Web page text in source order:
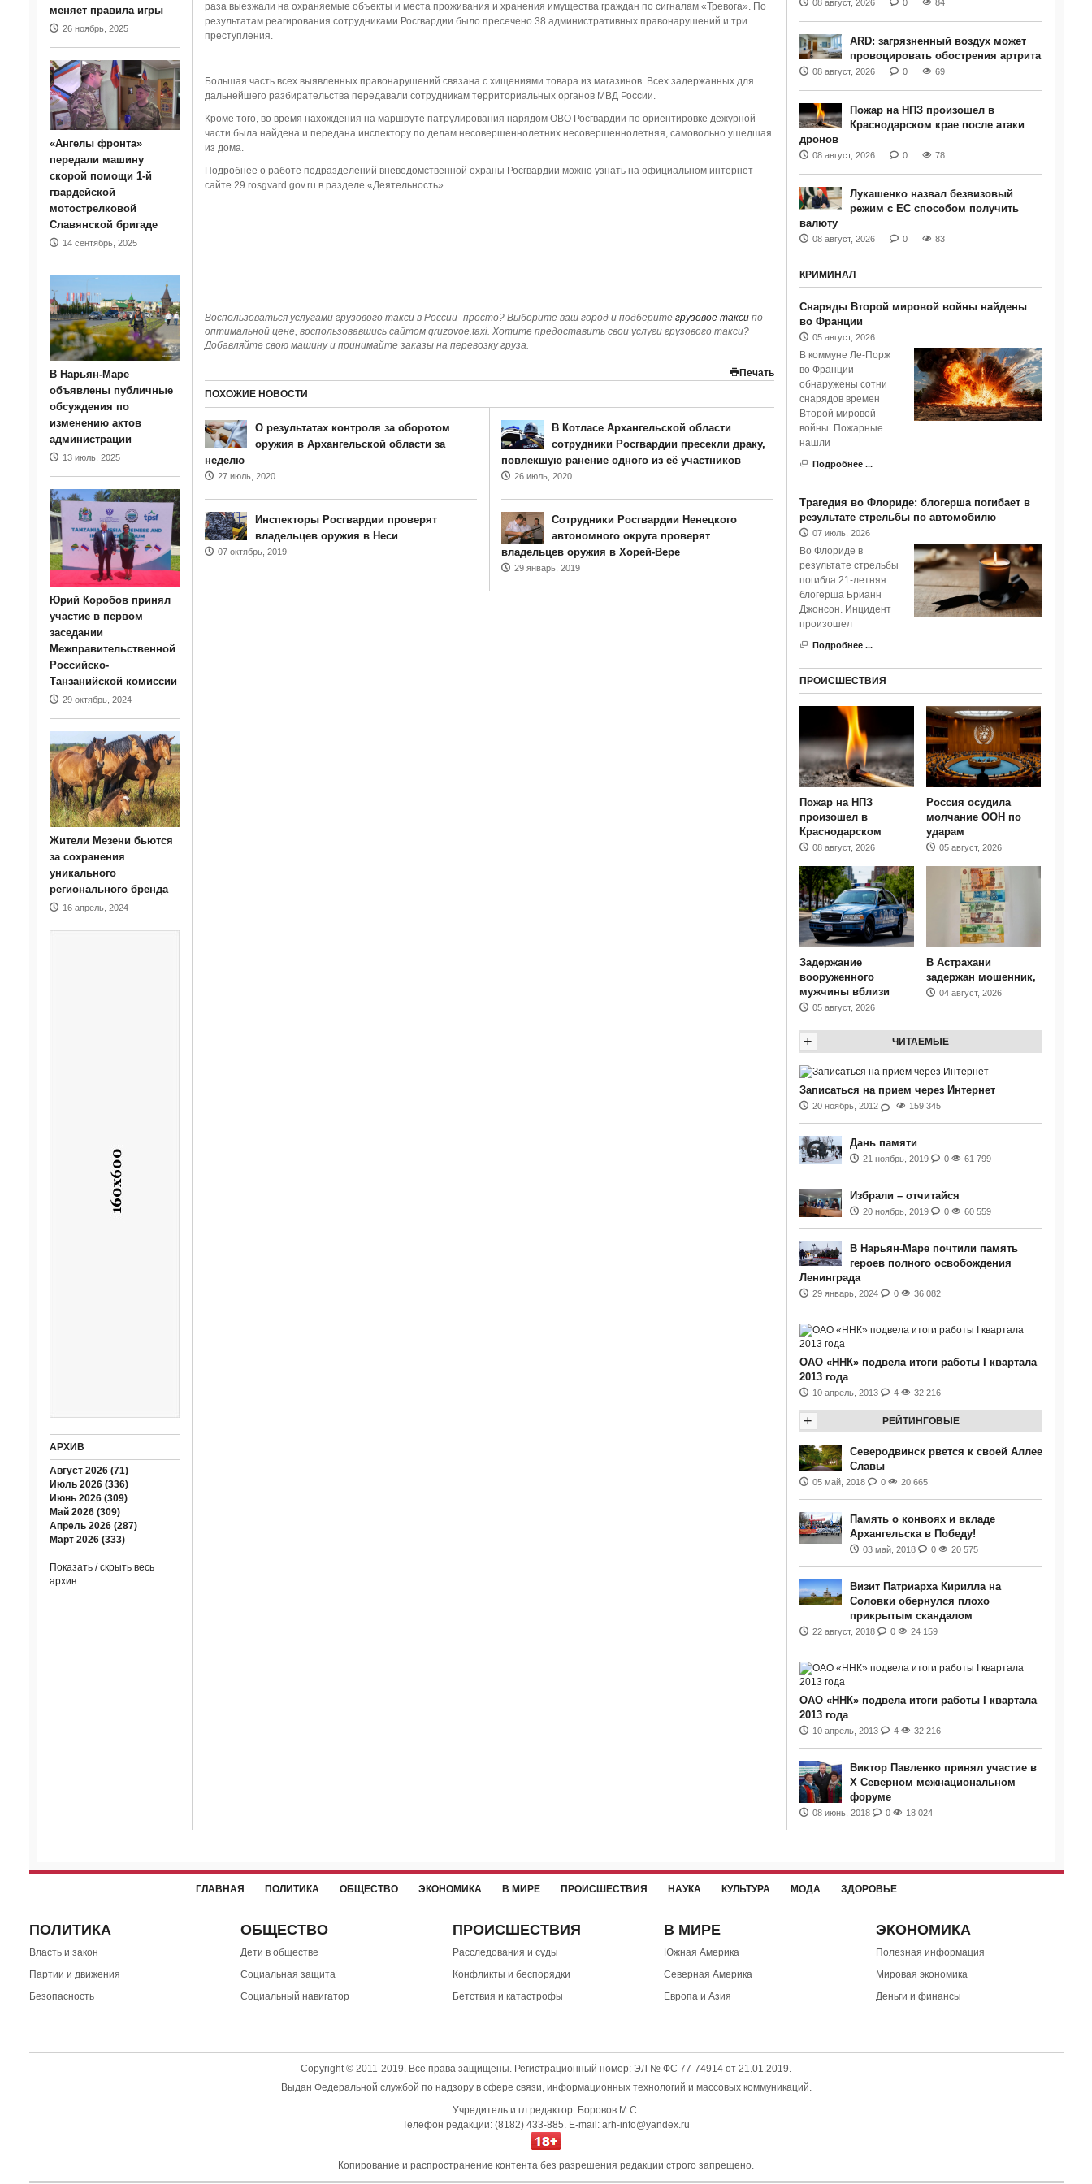
раза выезжали на охраняемые объекты и места проживания и хранения имущества граждан по сигналам «Тревога». По
результатам реагирования сотрудниками Росгвардии было пресечено 38 административных правонарушений и три
преступления.
Большая часть всех выявленных правонарушений связана с хищениями товара из магазинов. Всех задержанных для
дальнейшего разбирательства передавали сотрудникам территориальных органов МВД России.
Кроме того, во время нахождения на маршруте патрулирования нарядом ОВО Росгвардии по ориентировке дежурной
части была найдена и передана инспектору по делам несовершеннолетних несовершеннолетняя, самовольно ушедшая
из дома.
Подробнее о работе подразделений вневедомственной охраны Росгвардии можно узнать на официальном интернет-
сайте 29.rosgvard.gov.ru в разделе «Деятельность».
Воспользоваться услугами грузового такси в России- просто? Выберите ваш город и подберите грузовое таксипо
оптимальной цене, воспользовавшись сайтом gruzovoe.taxi. Хотите предоставить свои услуги грузового такси?
Добавляйте свою машину и принимайте заказы на перевозку груза.
Печать
ПОХОЖИЕ НОВОСТИ
О результатах контроля за оборотом
оружия в Архангельской области за
неделю
27 июль, 2020
В Котласе Архангельской области
сотрудники Росгвардии пресекли драку,
повлекшую ранение одного из еë участников
26 июль, 2020
Инспекторы Росгвардии проверят
владельцев оружия в Неси
07 октябрь, 2019
Сотрудники Росгвардии Ненецкого
автономного округа проверят
владельцев оружия в Хорей-Вере
29 январь, 2019
08 август, 2026 0 84
ARD: загрязненный воздух может
провоцировать обострения артрита
08 август, 2026 0 69
Пожар на НПЗ произошел в
Краснодарском крае после атаки
дронов
08 август, 2026 0 78
Лукашенко назвал безвизовый
режим с ЕС способом получить
валюту
08 август, 2026 0 83
КРИМИНАЛ
Снаряды Второй мировой войны найдены
во Франции
05 август, 2026
В коммуне Ле-Порж
во Франции
обнаружены сотни
снарядов времен
Второй мировой
войны. Пожарные
нашли
Подробнее ...
Трагедия во Флориде: блогерша погибает в
результате стрельбы по автомобилю
07 июль, 2026
Во Флориде в
результате стрельбы
погибла 21-летняя
блогерша Брианн
Джонсон. Инцидент
произошел
Подробнее ...
ПРОИСШЕСТВИЯ
Пожар на НПЗ
произошел в
Краснодарском
08 август, 2026
Россия осудила
молчание ООН по
ударам
05 август, 2026
Задержание
вооруженного
мужчины вблизи
05 август, 2026
В Астрахани
задержан мошенник,
04 август, 2026
ЧИТАЕМЫЕ
+
Записаться на прием через Интернет
20 ноябрь, 2012 159 345
Дань памяти
21 ноябрь, 2019 0 61 799
Избрали – отчитайся
20 ноябрь, 2019 0 60 559
В Нарьян-Маре почтили память
героев полного освобождения
Ленинграда
29 январь, 2024 0 36 082
ОАО «ННК» подвела итоги работы I квартала
2013 года
10 апрель, 2013 4 32 216
РЕЙТИНГОВЫЕ
+
Северодвинск рвется к своей Аллее
Славы
05 май, 2018 0 20 665
Память о конвоях и вкладе
Архангельска в Победу!
03 май, 2018 0 20 575
Визит Патриарха Кирилла на
Соловки обернулся плохо
прикрытым скандалом
22 август, 2018 0 24 159
ОАО «ННК» подвела итоги работы I квартала
2013 года
10 апрель, 2013 4 32 216
Виктор Павленко принял участие в
Х Северном межнациональном
форуме
08 июнь, 2018 0 18 024
меняет правила игры
26 ноябрь, 2025
«Ангелы фронта»
передали машину
скорой помощи 1-й
гвардейской
мотострелковой
Славянской бригаде
14 сентябрь, 2025
В Нарьян-Маре
объявлены публичные
обсуждения по
изменению актов
администрации
13 июль, 2025
Юрий Коробов принял
участие в первом
заседании
Межправительственной
Российско-
Танзанийской комиссии
29 октябрь, 2024
Жители Мезени бьются
за сохранения
уникального
регионального бренда
16 апрель, 2024
АРХИВ
Август 2026 (71)
Июль 2026 (336)
Июнь 2026 (309)
Май 2026 (309)
Апрель 2026 (287)
Март 2026 (333)
Показать / скрыть весь
архив
ГЛАВНАЯ ПОЛИТИКА ОБЩЕСТВО ЭКОНОМИКА В МИРЕ ПРОИСШЕСТВИЯ НАУКА КУЛЬТУРА МОДА ЗДОРОВЬЕ
ПОЛИТИКА
Власть и закон
Партии и движения
Безопасность
ОБЩЕСТВО
Дети в обществе
Социальная защита
Социальный навигатор
ПРОИСШЕСТВИЯ
Расследования и суды
Конфликты и беспорядки
Бетствия и катастрофы
В МИРЕ
Южная Америка
Северная Америка
Европа и Азия
ЭКОНОМИКА
Полезная информация
Мировая экономика
Деньги и финансы
Copyright © 2011-2019. Все права защищены. Регистрационный номер: ЭЛ № ФС 77-74914 от 21.01.2019.
Выдан Федеральной службой по надзору в сфере связи, информационных технологий и массовых коммуникаций.
Учредитель и гл.редактор: Боровов М.С.
Телефон редакции: (8182) 433-885. E-mail: arh-info@yandex.ru
Копирование и распространение контента без разрешения редакции строго запрещено.